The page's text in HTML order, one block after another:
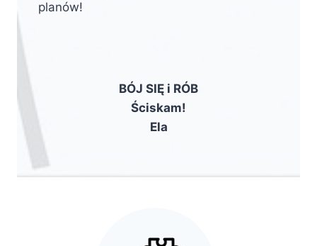
planów!
BÓJ SIĘ i RÓB
Ściskam!
Ela